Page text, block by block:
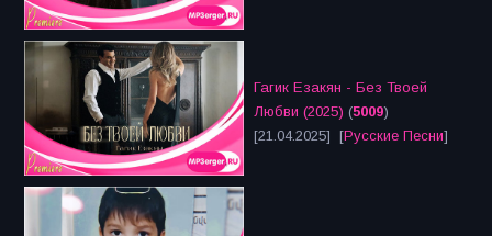
Гагик Езакян - Без Твоей
Любви (2025) (5009)
[21.04.2025] [Русские Песни]